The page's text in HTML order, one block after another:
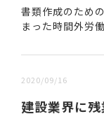
書類作成のため
まった時間外労
側の選択制で導
2020/09/16
建設業界に